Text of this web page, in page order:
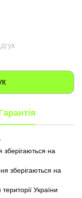
зберігаються на
зберігаються на
України